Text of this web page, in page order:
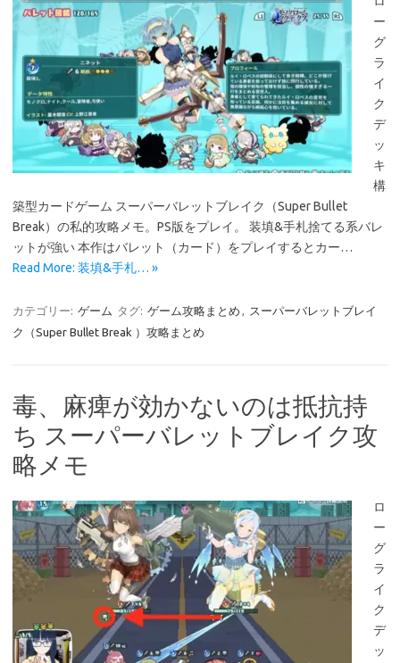
ー
グ
ラ
イ
ク
デ
ッ
キ
構
築型カードゲーム スーパーバレットブレイク（Super Bullet
Break）の私的攻略メモ。PS版をプレイ。 装填&手札捨てる系バレ
ットが強い 本作はバレット（カード）をプレイするとカー…
Read More: 装填&手札… »
カテゴリー: ゲーム タグ: ゲーム攻略まとめ , スーパーバレットブレイ
ク（Super Bullet Break ）攻略まとめ
毒、麻痺が効かないのは抵抗持
ち スーパーバレットブレイク攻
略メモ
ロ
ー
グ
ラ
イ
ク
デ
ッ